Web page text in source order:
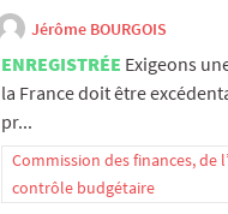
Jérôme BOURGOIS
ENREGISTRÉE Exigeons
la France doit être
pr...
Commission des finances, de
contrôle budgétaire